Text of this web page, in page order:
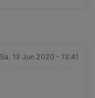
Sa. 13 Jun 2020 - 13:41